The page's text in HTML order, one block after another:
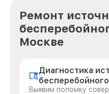
Ремонт
Москве
Диагностика
Выявим поломку